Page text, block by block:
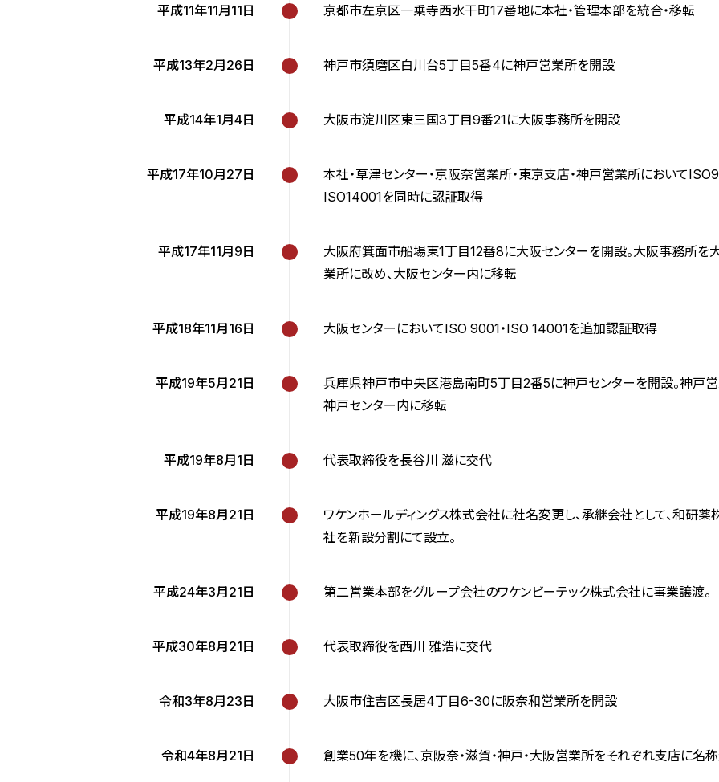
平成11年11月11日 京都市左京区一乗寺西水干町17番地に本社・管理本部を統合・移転
平成13年2月26日 神戸市須磨区白川台5丁目5番4に神戸営業所を開設
平成14年1月4日 大阪市淀川区東三国3丁目9番21に大阪事務所を開設
平成17年10月27日
本社・草津センター・京阪奈営業所・東京支店・神戸営業所において
ISO14001を同時に認証取得
平成17年11月9日
大阪府箕面市船場東1丁目12番8に大阪センターを開設。大阪事務所を
業所に改め、大阪センター内に移転
平成18年11月16日 大阪センターにおいてISO 9001・ISO 14001を追加認証取得
平成19年5月21日
兵庫県神戸市中央区港島南町5丁目2番5に神戸センターを開設。神戸
神戸センター内に移転
平成19年8月1日 代表取締役を長谷川 滋に交代
平成19年8月21日
ワケンホールディングス株式会社に社名変更し、承継会社として、和研薬
社を新設分割にて設立。
平成24年3月21日 第二営業本部をグループ会社のワケンビーテック株式会社に事業譲渡。
平成30年8月21日 代表取締役を西川 雅浩に交代
令和3年8月23日 大阪市住吉区長居4丁目6-30に阪奈和営業所を開設
令和4年8月21日 創業50年を機に、京阪奈・滋賀・神戸・大阪営業所をそれぞれ支店に名